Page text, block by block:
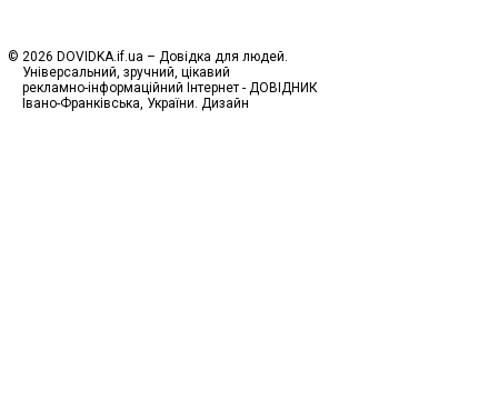
© 2026 DOVIDKA.if.ua – Довідка для людей.
Універсальний, зручний, цікавий
рекламно-інформаційний Інтернет - ДОВІДНИК
Івано-Франківська, України. Дизайн